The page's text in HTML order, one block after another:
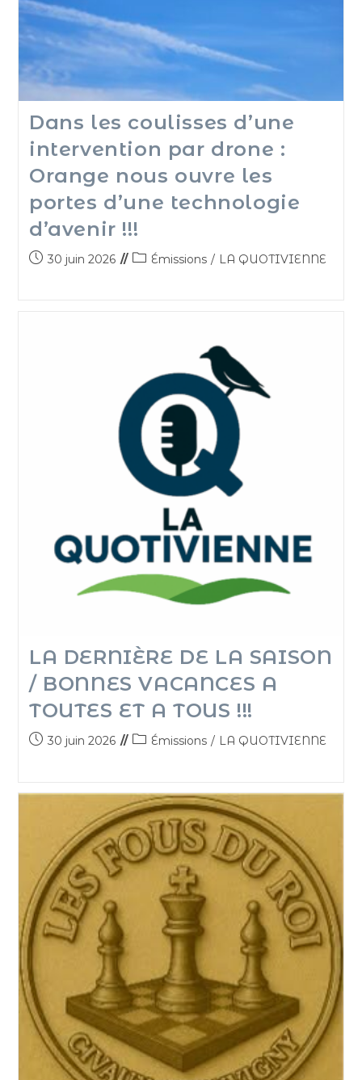
Dans les coulisses d’une
intervention par drone :
Orange nous ouvre les
portes d’une technologie
d’avenir !!!
30 juin 2026 Émissions / LA QUOTIVIENNE
LA DERNIÈRE DE LA SAISON
/ BONNES VACANCES A
TOUTES ET A TOUS !!!
30 juin 2026 Émissions / LA QUOTIVIENNE